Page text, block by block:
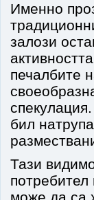
Именно
залози
печалбите
бил
Тази